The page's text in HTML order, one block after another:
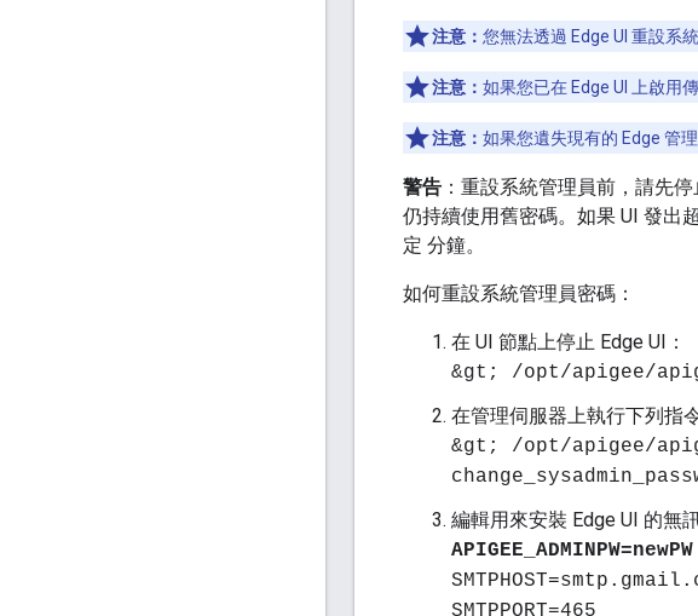
注意： 您無法透過 Edge UI 重設系
注意： 如果您已在 Edge UI 上啟用
注意： 如果您遺失現有的 Edge 管
警告 ：重設系統管理員前，請先
仍持續使用舊密碼。如果 UI 發出
定 分鐘。
如何重設系統管理員密碼：
在 UI 節點上停止 Edge UI：
&gt; /opt/apigee/
在管理伺服器上執行下列指
&gt; /opt/apigee/
編輯用來安裝 Edge UI 的無
APIGEE_ADMINPW=newPW
SMTPPORT=465